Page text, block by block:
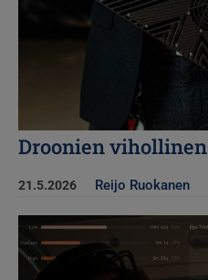
Droonien vihollinen
21.5.2026 Reijo Ruokanen
Kuva